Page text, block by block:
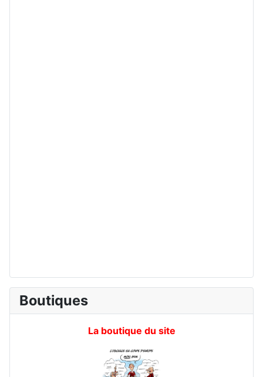
Boutiques
La boutique du site